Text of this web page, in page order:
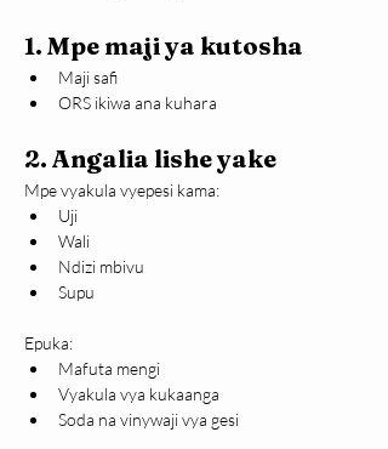
1. Mpe maji ya kutosha
Maji safi
ORS ikiwa ana kuhara
2. Angalia lishe yake
Mpe vyakula vyepesi kama:
Uji
Wali
Ndizi mbivu
Supu
Epuka:
Mafuta mengi
Vyakula vya kukaanga
Soda na vinywaji vya gesi